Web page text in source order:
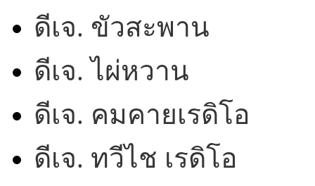
ดีเจ. ขัวสะพาน
ดีเจ. ไผ่หวาน
ดีเจ. คมคายเรดิโอ
ดีเจ. ทวีไช เรดิโอ